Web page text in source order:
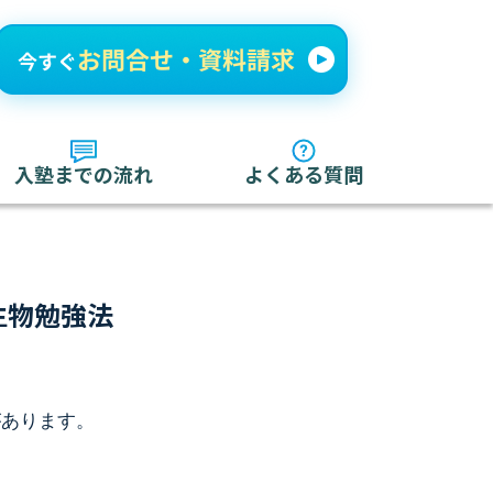
入塾までの流れ よくある質問
勉強法
ります。